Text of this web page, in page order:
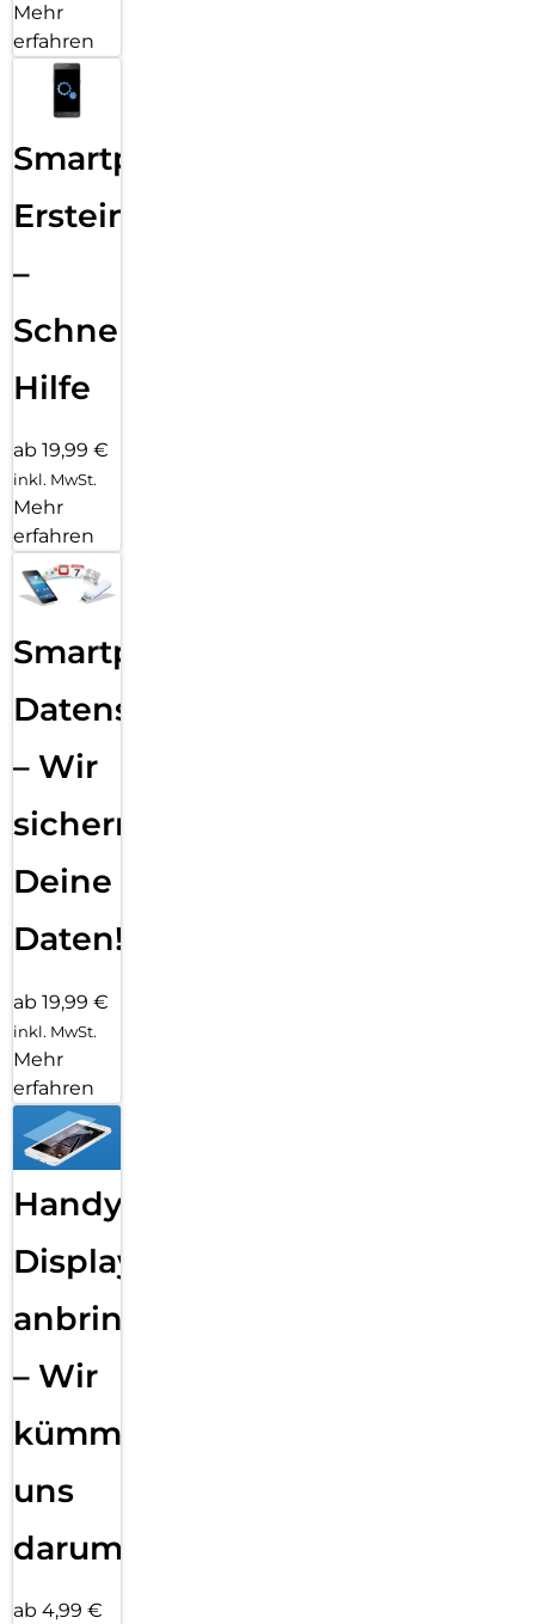
Mehr
erfahren
Smartphone
Ersteinrichtung
–
Schnelle
Hilfe
ab 19,99 €
inkl. MwSt.
Mehr
erfahren
Smartphone
Datensicherung
– Wir
sichern
Deine
Daten!
ab 19,99 €
inkl. MwSt.
Mehr
erfahren
Handy
Displayfolie
anbringen
– Wir
kümmern
uns
darum!
ab 4,99 €